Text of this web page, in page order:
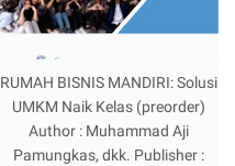
RUMAH BISNIS MANDIRI: Solusi
UMKM Naik Kelas (preorder)
Author : Muhammad Aji
Pamungkas, dkk. Publisher :